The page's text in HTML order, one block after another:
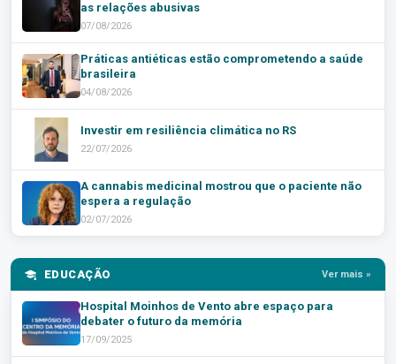
as relações abusivas
07/08/2026
Práticas antiéticas estão comprometendo a saúde
brasileira
04/08/2026
Investir em resiliência climática no RS
22/07/2026
A cannabis medicinal mostrou que o paciente não
espera a regulação
02/07/2026
EDUCAÇÃO Ver mais »
Hospital Moinhos de Vento abre espaço para
debater o futuro da memória
17/09/2025